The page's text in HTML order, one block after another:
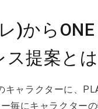
)から
提案とは
キャラクターに、
毎にキャラクター